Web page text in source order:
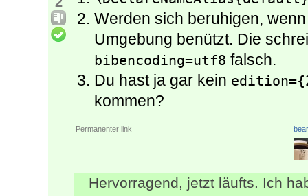
Werden sich beruhigen,
Umgebung benützt. Die
bibencoding=utf8 falsch.
Du hast ja gar kein
kommen?
Permanenter link
Hervorragend, jetzt läufts. Ich